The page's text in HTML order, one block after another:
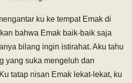
ku ke tempat Emak di
bahwa Emak baik-baik saja
bilang ingin istirahat. Aku tahu
yang suka mengeluh dan
tatap nisan Emak lekat-lekat, ku